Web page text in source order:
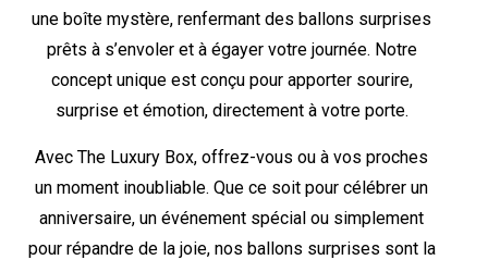
une boîte mystère, renfermant des ballons surprises
prêts à s’envoler et à égayer votre journée. Notre
concept unique est conçu pour apporter sourire,
surprise et émotion, directement à votre porte.
Avec The Luxury Box, offrez-vous ou à vos proches
un moment inoubliable. Que ce soit pour célébrer un
anniversaire, un événement spécial ou simplement
pour répandre de la joie, nos ballons surprises sont la